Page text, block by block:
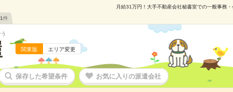
月給31万円！大手不動産会社秘書室での一般事務
件
関東版 エリア変更
保存した希望条件 お気に入りの派遣会社